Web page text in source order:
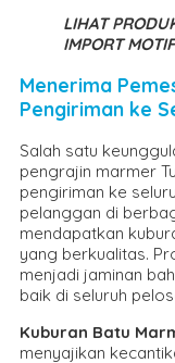
LIHAT
IMPORT
Menerima
Pengiriman ke
Salah satu
pengrajin marmer
pengiriman ke
pelanggan di
mendapatkan
yang berkualitas.
menjadi jaminan
baik di seluruh
Kuburan Batu
menyajikan